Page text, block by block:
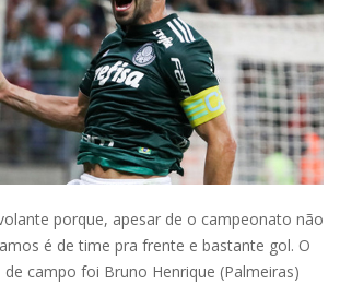
porque, apesar de o campeonato não
é de time pra frente e bastante gol. O
campo foi Bruno Henrique (Palmeiras)